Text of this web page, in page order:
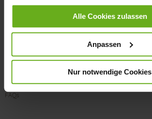
gesammelt haben.
Alle Cookies zulassen
Anpassen
Nur notwendige Cookies
CUSTOMER SERVICE
Delivery & Shipping
Revoke contract
FAQs